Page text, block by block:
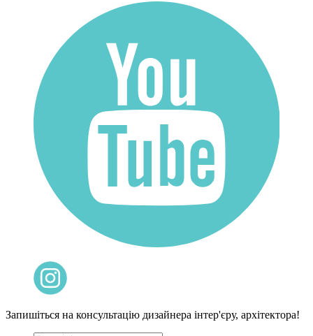
Запишіться на консультацію дизайнера інтер'єру, архітектора!